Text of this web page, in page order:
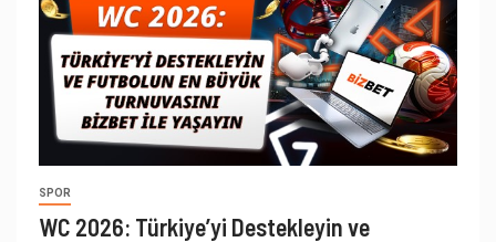
SPOR
WC 2026: Türkiye’yi Destekleyin ve